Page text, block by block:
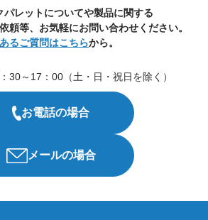
パレットについてや製品に関する
頼等、お気軽にお問い合わせください。
るご質問はこちらから。
30～17：00（土・日・祝日を除く）
お電話の場合
メールの場合